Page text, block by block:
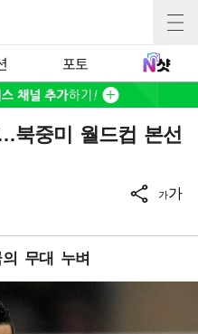
포토
북중미 월드컵 본선
가가
무대 누벼